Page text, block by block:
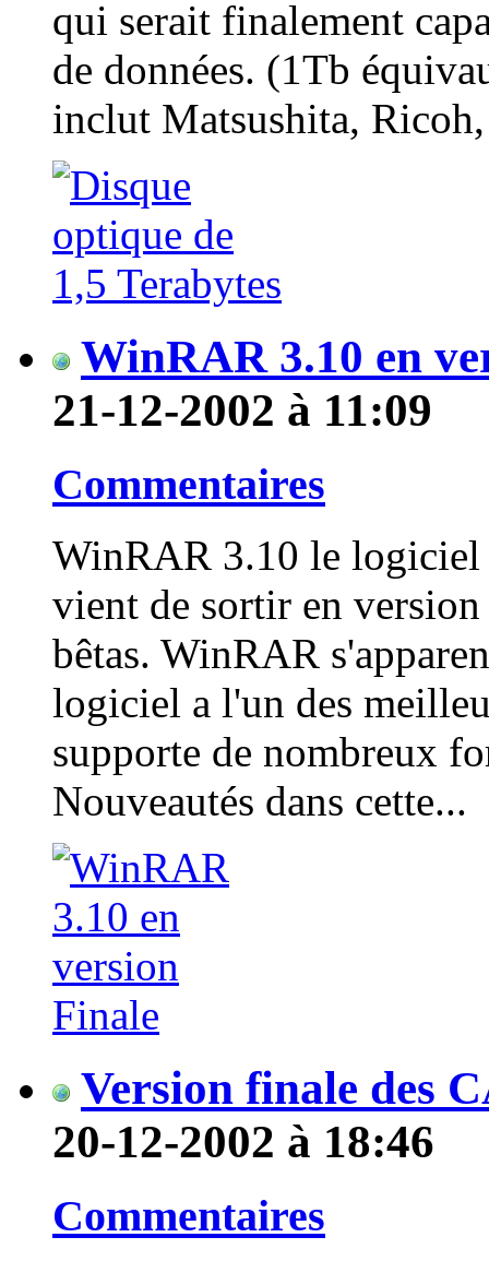
qui serait finalement
de données. (1Tb
inclut Matsushita,
WinRAR 3.10 en
21-12-2002 à 11:09
Commentaires
WinRAR 3.10 le logiciel
vient de sortir en
bêtas. WinRAR
logiciel a l'un des
supporte de nombreux
Nouveautés dans cette...
Version finale des
20-12-2002 à 18:46
Commentaires